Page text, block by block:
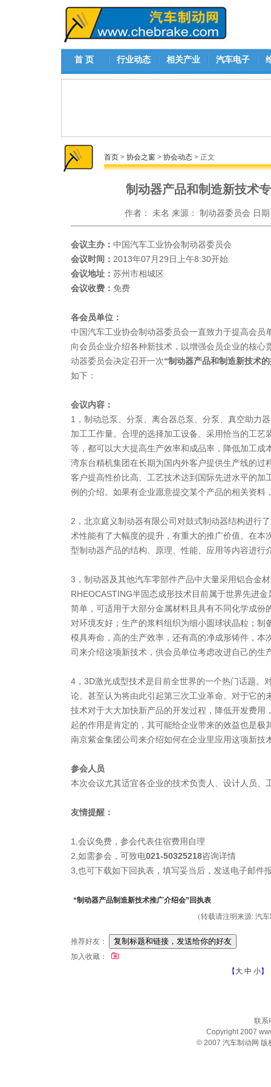
首 页 行业动态 相关产业 汽车电子
首页 > 协会之窗 > 协会动态 > 正文
制动器产品和制造新技术
作者： 未名 来源： 制动器委员会 日
会议主办： 中国汽车工业协会制动器委员会
会议时间： 2013年07月29日上午8:30开始
会议地址： 苏州市相城区
会议收费： 免费
各会员单位：
中国汽车工业协会制动器委员会一直致力于提高会员
向会员企业介绍各种新技术，以增强会员企业的核心
动器委员会决定召开一次“制动器产品和制造新技术
如下：
会议内容：
1，制动总泵、分泵、离合器总泵、分泵、真空助力
加工工作量。合理的选择加工设备、采用恰当的工艺
等，都可以大大提高生产效率和成品率，降低加工成
湾东台精机集团在长期为国内外客户提供生产线的过
客户提高性价比高、工艺技术达到国际先进水平的加
例的介绍。如果有企业愿意提交某个产品的相关资料
2，北京庭义制动器有限公司对鼓式制动器结构进行
术性能有了大幅度的提升，有重大的推广价值。在本
型制动器产品的结构、原理、性能、应用等内容进行
3，制动器及其他汽车零部件产品中大量采用铝合金
RHEOCASTING半固态成形技术目前属于世界先进
简单，可适用于大部分金属材料且具有不同化学成份
对环境友好；生产的浆料组织为细小圆球状晶粒；制
模具寿命，高的生产效率，还有高的净成形铸件，本
司来介绍这项新技术，供会员单位考虑改进自己的生
4，3D激光成型技术是目前全世界的一个热门话题。
论。甚至认为将由此引起第三次工业革命。对于它的
技术对于大大加快新产品的开发过程，降低开发费用
起的作用是肯定的，其可能给企业带来的效益也是极
南京紫金集团公司来介绍如何在企业里应用这项新技
参会人员
本次会议尤其适宜各企业的技术负责人、设计人员、
友情提醒：
1,会议免费，参会代表住宿费用自理
2,如需参会，可致电021-50325218咨询详情
3,也可下载如下回执表，填写妥当后，发送电子邮件
“制动器产品制造新技术推广介绍会” 回执表
（转载请注明来源: 汽
推荐好友：
加入收藏：
【 大 中 小】
联系
Copyright 2007
© 2007 汽车制动网 版